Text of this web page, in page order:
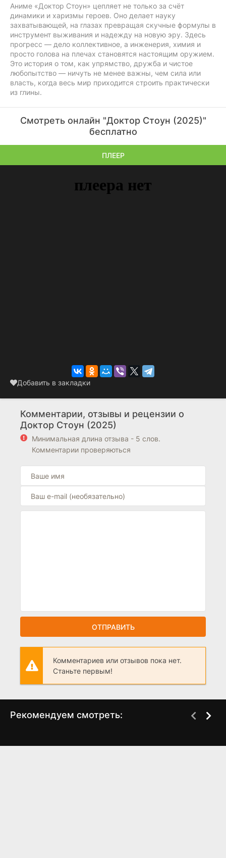
Аниме «Доктор Стоун» цепляет не только за счёт
динамики и харизмы героев. Оно делает науку
захватывающей, на глазах превращая скучные формулы в
инструмент выживания и надежду на новую эру. Здесь
прогресс — дело коллективное, а инженерия, химия и
просто голова на плечах становятся настоящим оружием.
Это история о том, как упрямство, дружба и чистое
любопытство — ничуть не менее важны, чем сила или
власть, когда весь мир приходится строить практически
из глины.
Смотреть онлайн "Доктор Стоун (2025)"
бесплатно
ПЛЕЕР
Добавить в закладки
Комментарии, отзывы и рецензии о
Доктор Стоун (2025)
Минимальная длина отзыва - 5 слов.
Комментарии проверяються
ОТПРАВИТЬ
Комментариев или отзывов пока нет.
Станьте первым!
Рекомендуем смотреть: